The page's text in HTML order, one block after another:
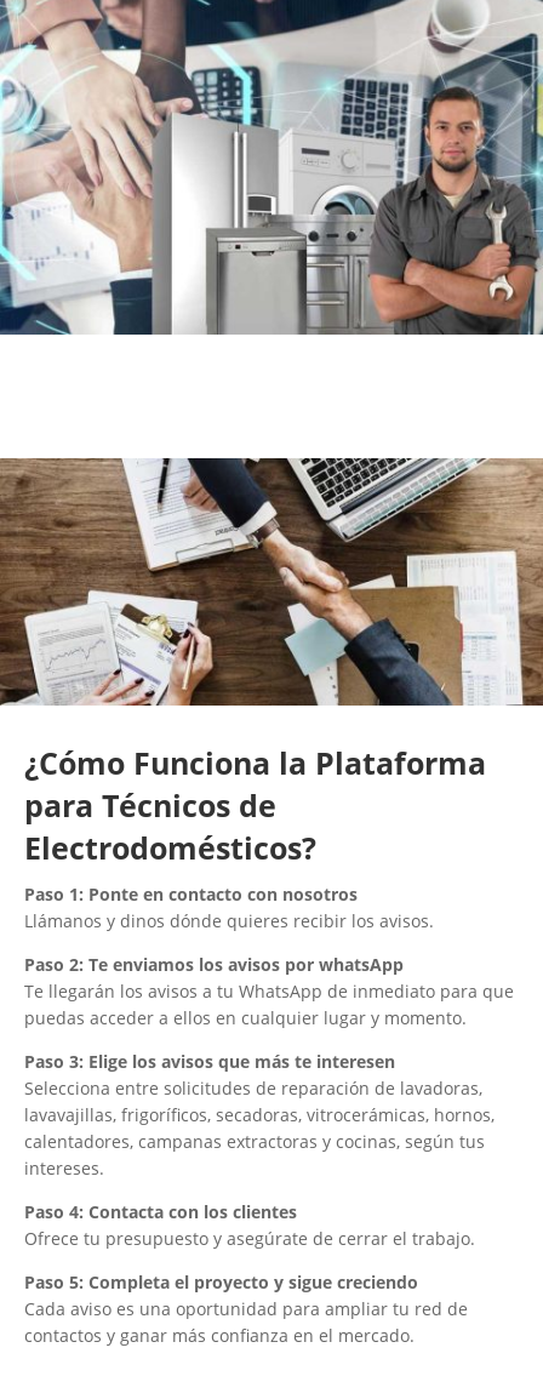
¿Cómo Funciona la Plataforma
para Técnicos de
Electrodomésticos?
Paso 1: Ponte en contacto con nosotros
Llámanos y dinos dónde quieres recibir los avisos.
Paso 2: Te enviamos los avisos por whatsApp
Te llegarán los avisos a tu WhatsApp de inmediato para que
puedas acceder a ellos en cualquier lugar y momento.
Paso 3: Elige los avisos que más te interesen
Selecciona entre solicitudes de reparación de lavadoras,
lavavajillas, frigoríficos, secadoras, vitrocerámicas, hornos,
calentadores, campanas extractoras y cocinas, según tus
intereses.
Paso 4: Contacta con los clientes
Ofrece tu presupuesto y asegúrate de cerrar el trabajo.
Paso 5: Completa el proyecto y sigue creciendo
Cada aviso es una oportunidad para ampliar tu red de
contactos y ganar más confianza en el mercado.